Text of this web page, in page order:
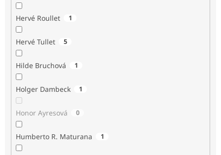
Hervé Roullet 1
Hervé Tullet 5
Hilde Bruchová 1
Holger Dambeck 1
Honor Ayresová 0
Humberto R. Maturana 1